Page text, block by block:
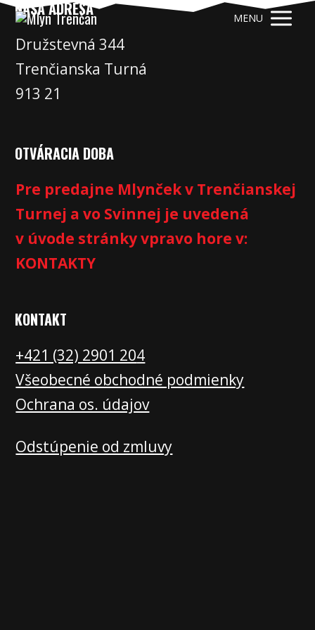
MENU
NAŠA ADRESA
Družstevná 344
Trenčianska Turná
913 21
OTVÁRACIA DOBA
Pre predajne Mlynček v Trenčianskej
Turnej a vo Svinnej je uvedená
v úvode stránky vpravo hore v:
KONTAKTY
KONTAKT
+421 (32) 2901 204
Všeobecné obchodné podmienky
Ochrana os. údajov
Odstúpenie od zmluvy